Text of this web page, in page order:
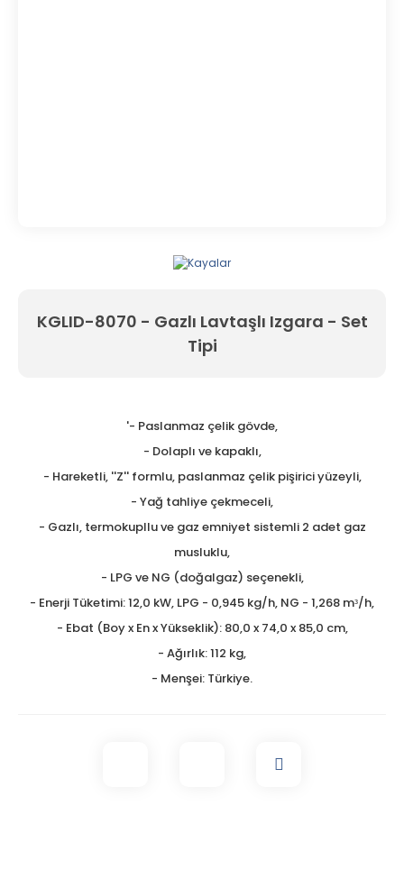
KGLID-8070 - Gazlı Lavtaşlı Izgara - Set
Tipi
'- Paslanmaz çelik gövde,
- Dolaplı ve kapaklı,
- Hareketli, ''Z'' formlu, paslanmaz çelik pişirici yüzeyli,
- Yağ tahliye çekmeceli,
- Gazlı, termokupllu ve gaz emniyet sistemli 2 adet gaz
musluklu,
- LPG ve NG (doğalgaz) seçenekli,
- Enerji Tüketimi: 12,0 kW, LPG - 0,945 kg/h, NG - 1,268 mᶟ/h,
- Ebat (Boy x En x Yükseklik): 80,0 x 74,0 x 85,0 cm,
- Ağırlık: 112 kg,
- Menşei: Türkiye.